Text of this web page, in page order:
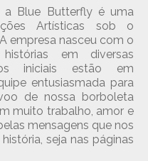
a Blue Butterfly é uma
Artísticas sob o
empresa nasceu com o
em diversas
iniciais estão em
entusiasmada para
de nossa borboleta
muito trabalho, amor e
mensagens que nos
seja nas páginas